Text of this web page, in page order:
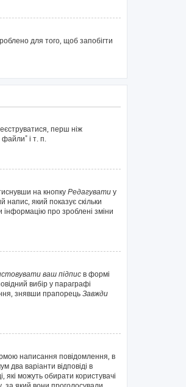
для того, щоб запобігти
перш ніж
і т. п.
на кнопку Редагувати у
який показує скільки
про зроблені зміни
ваш підписв формі
вибір у параграфі
знявши прапорець Завжди
написання повідомлення, в
два варіанти відповіді в
які можуть обирати користувачі